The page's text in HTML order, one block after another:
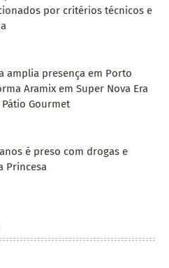
por critérios técnicos e
amplia presença em Porto
Aramix em Super Nova Era
Gourmet
é preso com drogas e
Princesa